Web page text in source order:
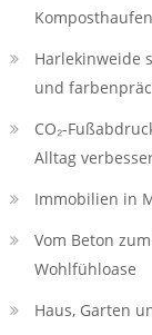
Harlekinweide
und
CO₂-
Alltag
Immobilien in
Vom Beton
Wohlfühloase
Haus, Garten